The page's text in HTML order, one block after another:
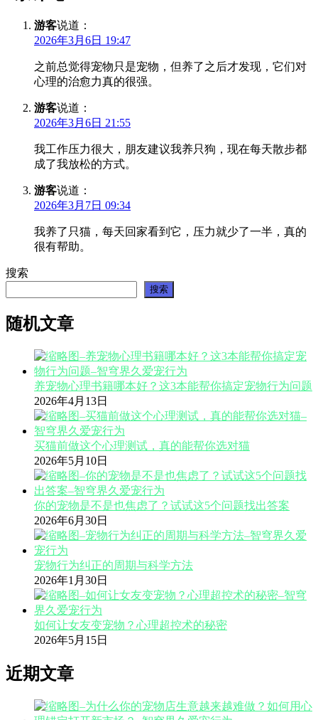
游客说道：
2026年3月6日 19:47
之前总觉得宠物只是宠物，但养了之后才发现，它们对
心理的治愈力真的很强。
游客说道：
2026年3月6日 21:55
我工作压力很大，朋友建议我养只狗，现在每天散步都
成了我放松的方式。
游客说道：
2026年3月7日 09:34
我养了只猫，每天回家看到它，压力就少了一半，真的
很有帮助。
搜索
搜索
随机文章
养宠物心理书籍哪本好？这3本能帮你搞定宠物行为问题
2026年4月13日
买猫前做这个心理测试，真的能帮你选对猫
2026年5月10日
你的宠物是不是也焦虑了？试试这5个问题找出答案
2026年6月30日
宠物行为纠正的周期与科学方法
2026年1月30日
如何让女友变宠物？心理超控术的秘密
2026年5月15日
近期文章